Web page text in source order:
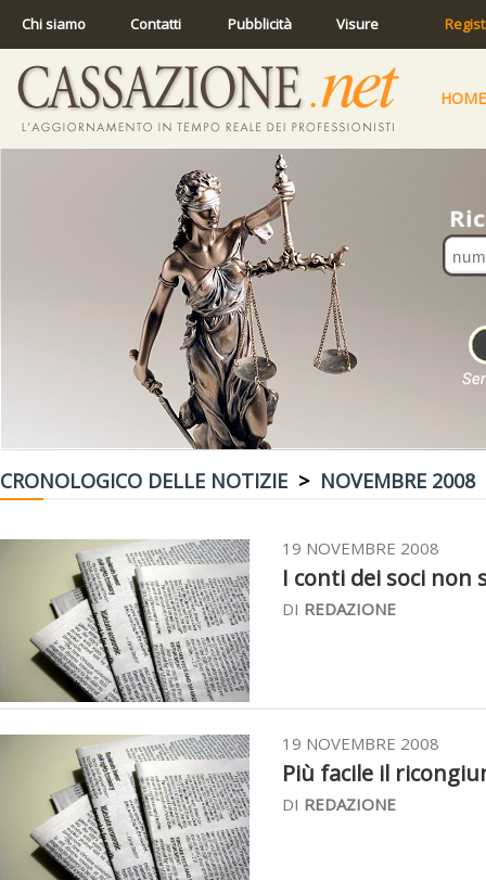
Chi siamo Contatti Pubblicità Visure
HOME
CRONOLOGICO DELLE NOTIZIE > NOVEMBRE 2008
19 NOVEMBRE 2008
I conti dei soci non
DI REDAZIONE
19 NOVEMBRE 2008
Più facile il
DI REDAZIONE